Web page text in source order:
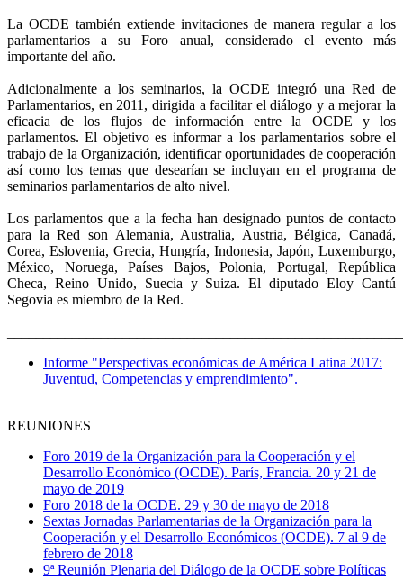
La OCDE también extiende invitaciones de manera regular a los
parlamentarios a su Foro anual, considerado el evento más
importante del año.
Adicionalmente a los seminarios, la OCDE integró una Red de
Parlamentarios, en 2011, dirigida a facilitar el diálogo y a mejorar la
eficacia de los flujos de información entre la OCDE y los
parlamentos. El objetivo es informar a los parlamentarios sobre el
trabajo de la Organización, identificar oportunidades de cooperación
así como los temas que desearían se incluyan en el programa de
seminarios parlamentarios de alto nivel.
Los parlamentos que a la fecha han designado puntos de contacto
para la Red son Alemania, Australia, Austria, Bélgica, Canadá,
Corea, Eslovenia, Grecia, Hungría, Indonesia, Japón, Luxemburgo,
México, Noruega, Países Bajos, Polonia, Portugal, República
Checa, Reino Unido, Suecia y Suiza. El diputado Eloy Cantú
Segovia es miembro de la Red.
Informe "Perspectivas económicas de América Latina 2017:
Juventud, Competencias y emprendimiento".
REUNIONES
Foro 2019 de la Organización para la Cooperación y el
Desarrollo Económico (OCDE). París, Francia. 20 y 21 de
mayo de 2019
Foro 2018 de la OCDE. 29 y 30 de mayo de 2018
Sextas Jornadas Parlamentarias de la Organización para la
Cooperación y el Desarrollo Económicos (OCDE). 7 al 9 de
febrero de 2018
9ª Reunión Plenaria del Diálogo de la OCDE sobre Políticas